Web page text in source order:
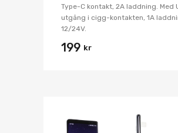
Type-C kontakt, 2A laddning. Med
utgång i cigg-kontakten, 1A
12/24V.
199 kr